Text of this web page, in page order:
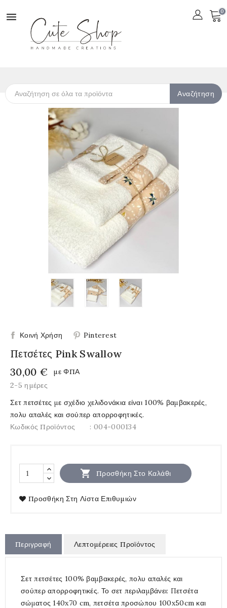
 0
Αναζήτηση
Κοινή Χρήση Pinterest
Πετσέτες Pink Swallow
30,00 €
με ΦΠΑ
2-5 ημέρες
Σετ πετσέτες με σχέδιο χελιδονάκια είναι 100% βαμβακερές,
πολυ απαλές και σούπερ απορροφητικές.
Κωδικός Προϊόντος
: 004-000134
 Προσθήκη Στο Καλάθι
Προσθήκη Στη Λίστα Επιθυμιών
Περιγραφή Λεπτομέρειες Προϊόντος
Σετ πετσέτες 100% βαμβακερές, πολυ απαλές και
σούπερ απορροφητικές. Το σετ περιλαμβάνει: Πετσέτα
σώματος 140x70 cm, πετσέτα προσώπου 100x50cm και